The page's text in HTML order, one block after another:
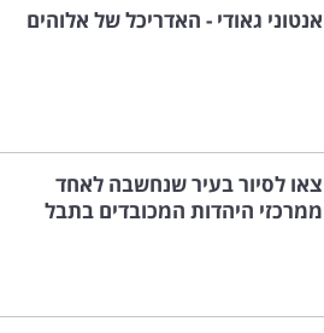
אנטוני גאודי - האדריכל של אלוהים
צאו לסיור בעיר שנחשבה לאחד
ממרכזי היהדות המכובדים בתבל